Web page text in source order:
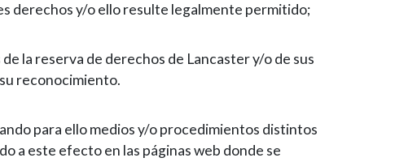
derechos y/o ello resulte legalmente permitido;
la reserva de derechos de Lancaster y/o de sus
reconocimiento.
para ello medios y/o procedimientos distintos
a este efecto en las páginas web donde se